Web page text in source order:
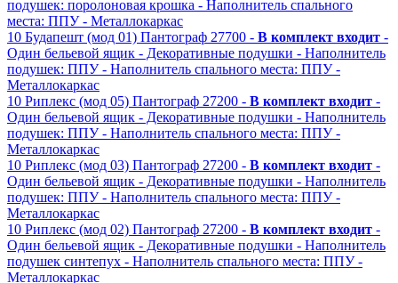
подушек: поролоновая крошка - Наполнитель спального
места: ППУ - Металлокаркас
10 Будапешт (мод 01) Пантограф 27700 - В комплект входит -
Один бельевой ящик - Декоративные подушки - Наполнитель
подушек: ППУ - Наполнитель спального места: ППУ -
Металлокаркас
10 Риплекс (мод 05) Пантограф 27200 - В комплект входит -
Один бельевой ящик - Декоративные подушки - Наполнитель
подушек: ППУ - Наполнитель спального места: ППУ -
Металлокаркас
10 Риплекс (мод 03) Пантограф 27200 - В комплект входит -
Один бельевой ящик - Декоративные подушки - Наполнитель
подушек: ППУ - Наполнитель спального места: ППУ -
Металлокаркас
10 Риплекс (мод 02) Пантограф 27200 - В комплект входит -
Один бельевой ящик - Декоративные подушки - Наполнитель
подушек синтепух - Наполнитель спального места: ППУ -
Металлокаркас